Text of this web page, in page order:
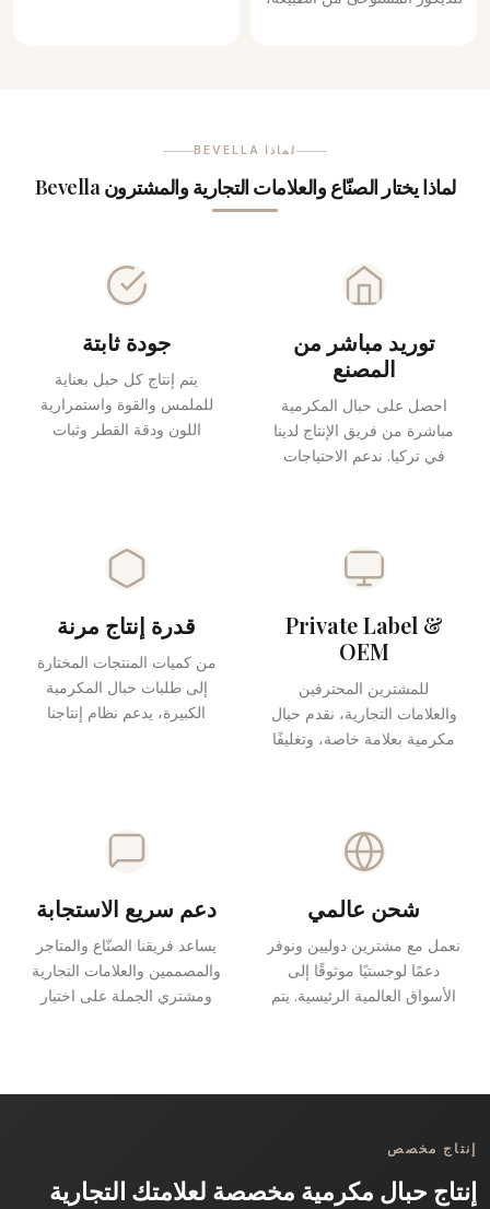
لماذا BEVELLA
لماذا يختار الصنّاع والعلامات التجارية والمشترون Bevella
توريد مباشر من
المصنع
احصل على حبال المكرمية
مباشرة من فريق الإنتاج لدينا
في تركيا. ندعم الاحتياجات
المكرمية بالجملة.
جودة ثابتة
يتم إنتاج كل حبل بعناية
للملمس والقوة واستمرارية
اللون ودقة القطر وثبات
Private Label &
OEM
للمشترين المحترفين
والعلامات التجارية، نقدم حبال
مكرمية بعلامة خاصة، وتغليفًا
قدرة إنتاج مرنة
من كميات المنتجات المختارة
إلى طلبات حبال المكرمية
الكبيرة، يدعم نظام إنتاجنا
شحن عالمي
نعمل مع مشترين دوليين ونوفر
دعمًا لوجستيًا موثوقًا إلى
الأسواق العالمية الرئيسية. يتم
دعم سريع الاستجابة
يساعد فريقنا الصنّاع والمتاجر
والمصممين والعلامات التجارية
ومشتري الجملة على اختيار
إنتاج مخصص
إنتاج حبال مكرمية مخصصة لعلامتك التجارية